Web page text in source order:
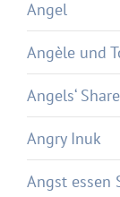
Angel
Angèle und
Angels‘
Angry Inuk
Angst essen